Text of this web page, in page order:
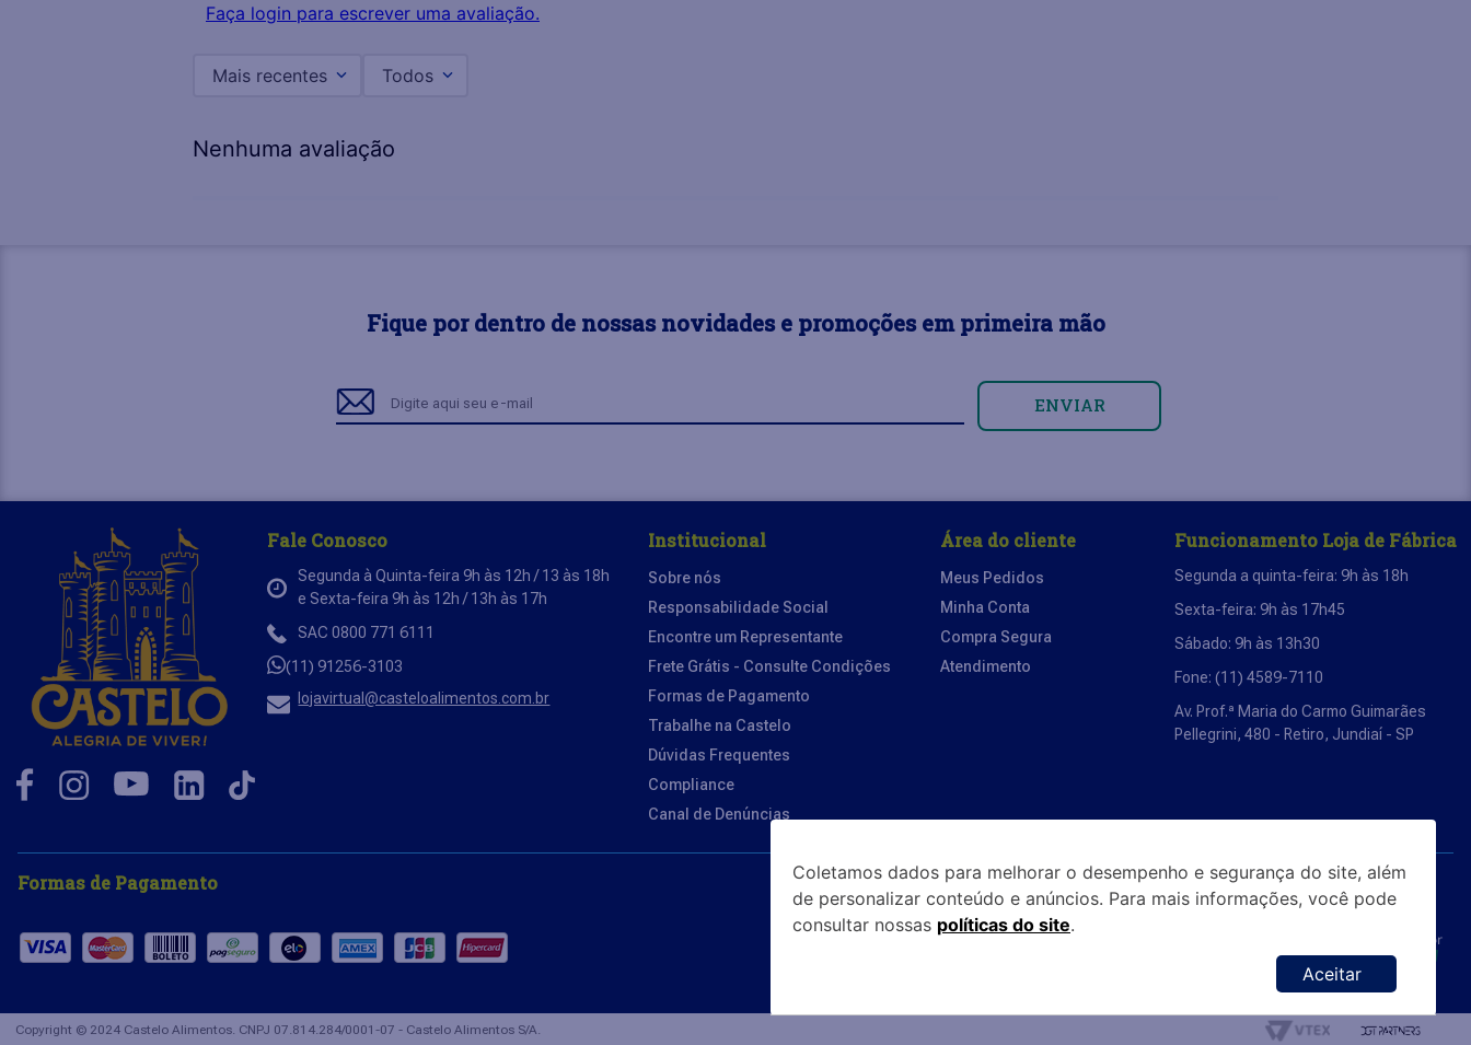
Faça login para escrever uma avaliação.
Mais recentes Todos
Nenhuma avaliação
Fique por dentro de nossas novidades e promoções em primeira mão
ENVIAR
Fale Conosco
Segunda à Quinta-feira 9h às 12h / 13 às 18h
e Sexta-feira 9h às 12h / 13h às 17h
SAC 0800 771 6111
(11) 91256-3103
lojavirtual@casteloalimentos.com.br
Institucional
Sobre nós
Responsabilidade Social
Encontre um Representante
Frete Grátis - Consulte Condições
Formas de Pagamento
Trabalhe na Castelo
Dúvidas Frequentes
Compliance
Canal de Denúncias
Área do cliente
Meus Pedidos
Minha Conta
Compra Segura
Atendimento
Funcionamento Loja de Fábrica
Segunda a quinta-feira: 9h às 18h
Sexta-feira: 9h às 17h45
Sábado: 9h às 13h30
Fone: (11) 4589-7110
Av. Prof.ª Maria do Carmo Guimarães
Pellegrini, 480 - Retiro, Jundiaí - SP
Formas de Pagamento Parceiro Segurança
Copyright © 2024 Castelo Alimentos. CNPJ 07.814.284/0001-07 - Castelo Alimentos S/A.
Coletamos dados para melhorar o desempenho e segurança do site, além
de personalizar conteúdo e anúncios. Para mais informações, você pode
consultar nossas políticas do site.